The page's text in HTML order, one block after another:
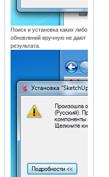
Поиск и установка каких либо
обновлений вручную не дают
результата.